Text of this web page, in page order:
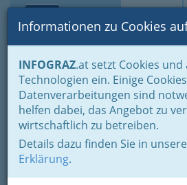
Suche
Informationen zu Cookies
INFOGRAZ.at setzt Cookies
Technologien ein. Einige
Datenverarbeitungen sind
helfen dabei, das Angebot zu
wirtschaftlich zu betreiben.
Details dazu finden Sie in
Erklärung.
Home Branchen Kultur Künstler
Bands - Tanz und Unterhaltung
Reggae
Reggae ist eine
aus Jamaika